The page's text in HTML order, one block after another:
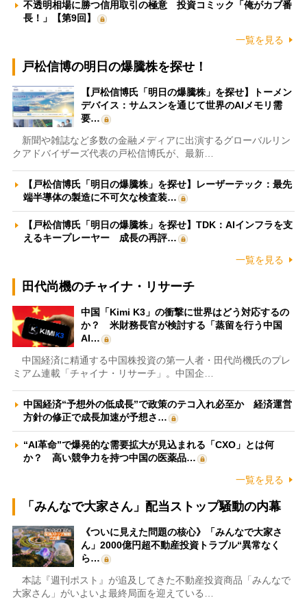
不透明相場に勝つ信用取引の極意 投資コミック「俺がカブ番
長！」【第9回】
一覧を見る
戸松信博の明日の爆騰株を探せ！
【戸松信博氏「明日の爆騰株」を探せ】トーメン
デバイス：サムスンを通じて世界のAIメモリ需
要…
新聞や雑誌など多数の金融メディアに出演するグローバルリン
クアドバイザーズ代表の戸松信博氏が、最新…
【戸松信博氏「明日の爆騰株」を探せ】レーザーテック：最先
端半導体の製造に不可欠な検査装…
【戸松信博氏「明日の爆騰株」を探せ】TDK：AIインフラを支
えるキープレーヤー 成長の再評…
一覧を見る
田代尚機のチャイナ・リサーチ
中国「Kimi K3」の衝撃に世界はどう対応するの
か？ 米財務長官が検討する「蒸留を行う中国
AI…
中国経済に精通する中国株投資の第一人者・田代尚機氏のプレ
ミアム連載「チャイナ・リサーチ」。中国企…
中国経済“予想外の低成長”で政策のテコ入れ必至か 経済運営
方針の修正で成長加速が予想さ…
“AI革命”で爆発的な需要拡大が見込まれる「CXO」とは何
か？ 高い競争力を持つ中国の医薬品…
一覧を見る
「みんなで大家さん」配当ストップ騒動の内幕
《ついに見えた問題の核心》「みんなで大家さ
ん」2000億円超不動産投資トラブル“異常なく
ら…
本誌『週刊ポスト』が追及してきた不動産投資商品「みんなで
大家さん」がいよいよ最終局面を迎えている…